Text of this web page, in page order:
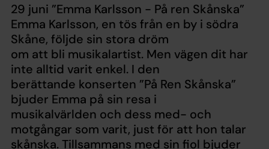
29 juni ”Emma Karlsson - På ren Skånska”
Emma Karlsson, en tös från en by i södra
Skåne, följde sin stora dröm
om att bli musikalartist. Men vägen dit har
inte alltid varit enkel. I den
berättande konserten ”På Ren Skånska”
bjuder Emma på sin resa i
musikalvärlden och dess med- och
motgångar som varit, just för att hon talar
skånska. Tillsammans med sin fiol bjuder